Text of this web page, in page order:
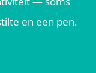
en een pen.